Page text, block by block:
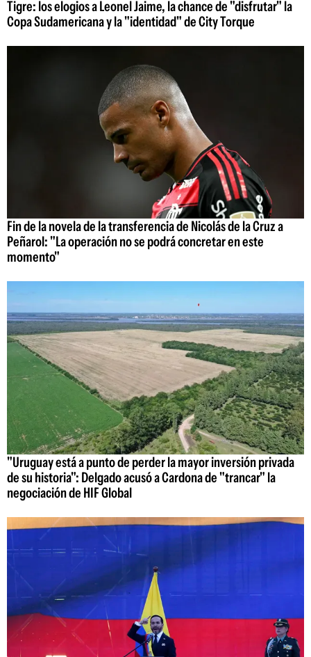
Tigre: los elogios a Leonel Jaime, la chance de "disfrutar" la
Copa Sudamericana y la "identidad" de City Torque
Fin de la novela de la transferencia de Nicolás de la Cruz a
Peñarol: "La operación no se podrá concretar en este
momento"
"Uruguay está a punto de perder la mayor inversión privada
de su historia": Delgado acusó a Cardona de "trancar" la
negociación de HIF Global